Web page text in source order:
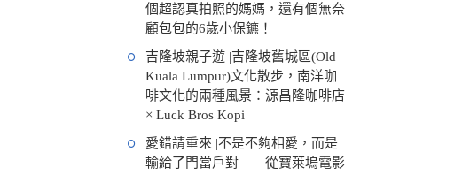
個超認真拍照的媽媽，還有個無奈
顧包包的6歲小保鑣！
吉隆坡親子遊 |吉隆坡舊城區(Old
Kuala Lumpur)文化散步，南洋咖
啡文化的兩種風景：源昌隆咖啡店
× Luck Bros Kopi
愛錯請重來 |不是不夠相愛，而是
輸給了門當戶對——從寶萊塢電影